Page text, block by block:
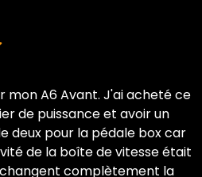
mon A6 Avant. J'ai acheté ce
de puissance et avoir un
deux pour la pédale box car
de la boîte de vitesse était
complètement la